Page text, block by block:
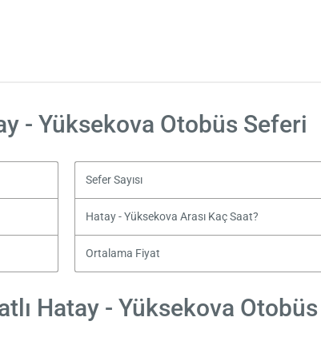
- Yüksekova Otobüs Seferi
Sefer Sayısı
Hatay - Yüksekova Arası Kaç Saat?
Ortalama Fiyat
Hatay - Yüksekova